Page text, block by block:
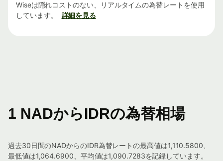
Wiseは隠れコストのない、リアルタイムの為替レートを使用
しています。
詳細を見る
1 NADからIDRの為替相場
過去30日間のNADからのIDR為替レートの最高値は1,110.5800、
最低値は1,064.6900、平均値は1,090.7283を記録しています。